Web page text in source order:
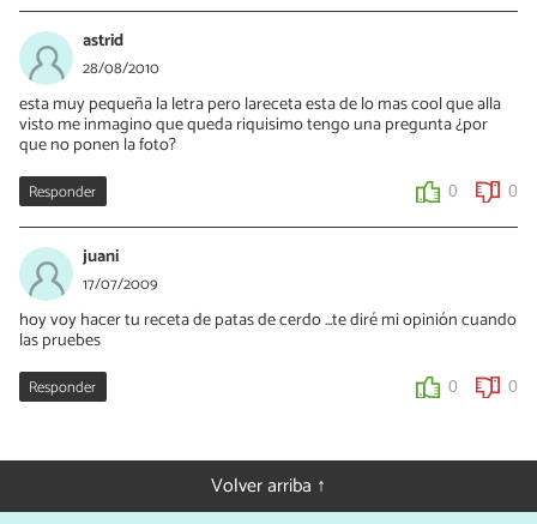
astrid
28/08/2010
esta muy pequeña la letra pero lareceta esta de lo mas cool que alla
visto me inmagino que queda riquisimo tengo una pregunta ¿por
que no ponen la foto?
Responder 0 0
juani
17/07/2009
hoy voy hacer tu receta de patas de cerdo ...te diré mi opinión cuando
las pruebes
Responder 0 0
Volver arriba ↑